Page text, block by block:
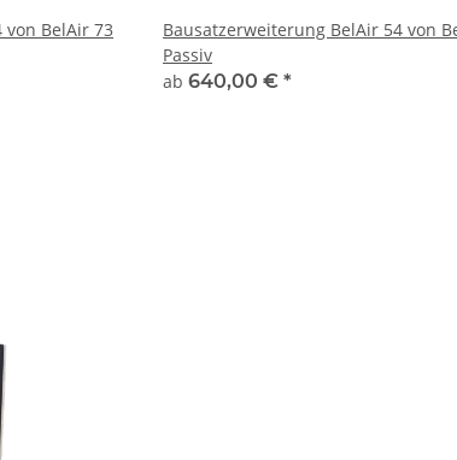
BelAir 73
Bausatzerweiterung BelAir 54 von
Passiv
ab 640,00 € *